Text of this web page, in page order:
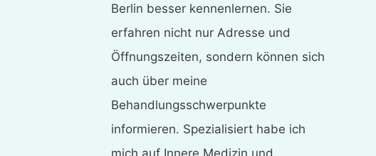
Berlin besser kennenlernen. Sie
erfahren nicht nur Adresse und
Öffnungszeiten, sondern können sich
auch über meine
Behandlungsschwerpunkte
informieren. Spezialisiert habe ich
mich auf Innere Medizin und